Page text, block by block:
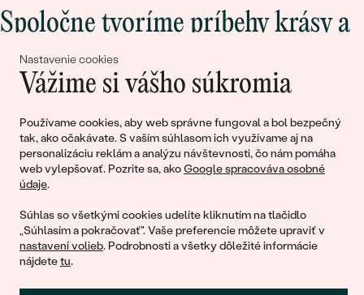
Nastavenie cookies
Vážime si vášho súkromia
Používame cookies, aby web správne fungoval a bol bezpečný
tak, ako očakávate. S vaším súhlasom ich využívame aj na
personalizáciu reklám a analýzu návštevnosti, čo nám pomáha
web vylepšovať. Pozrite sa, akoGoogle spracováva osobné
údaje.
Súhlas so všetkými cookies udelíte kliknutím na tlačidlo
„Súhlasím a pokračovať". Vaše preferencie môžete upraviť v
nastavení volieb. Podrobnosti a všetky dôležité informácie
nájdetetu.
Spoločne tvoríme príbehy krásy a
lásky
© 2011 - 2026, Eppi.sk